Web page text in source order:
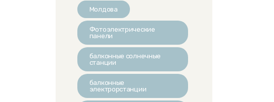
Молдова
Фотоэлектрические
панели
балконные солнечные
станции
балконные
электрорстанции